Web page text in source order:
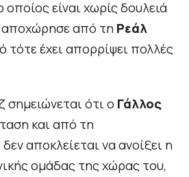
οποίος είναι χωρίς δουλειά
αποχώρησε από τη Ρεάλ
τότε έχει απορρίψει πολλές
σημειώνεται ότι ο Γάλλος
και από τη
αποκλείεται να ανοίξει η
ομάδας της χώρας του,